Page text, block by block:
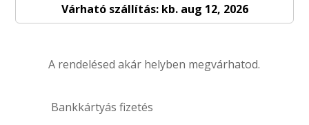
színű
-
fényképpel
Várható szállítás: kb. aug 12, 2026
A rendelésed akár helyben megvárhatod.
Bankkártyás fizetés